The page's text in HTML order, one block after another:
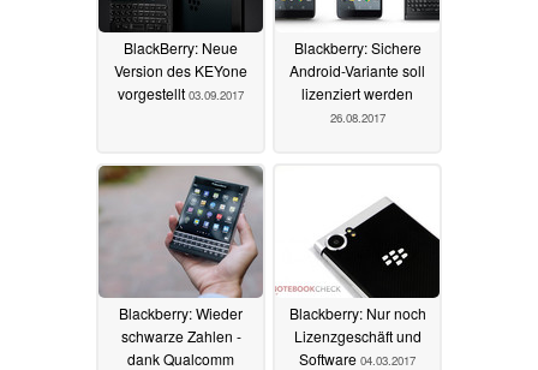
BlackBerry: Neue
Version des KEYone
vorgestellt 03.09.2017
Blackberry: Sichere
Android-Variante soll
lizenziert werden
26.08.2017
Blackberry: Wieder
schwarze Zahlen -
dank Qualcomm
Blackberry: Nur noch
Lizenzgeschäft und
Software 04.03.2017